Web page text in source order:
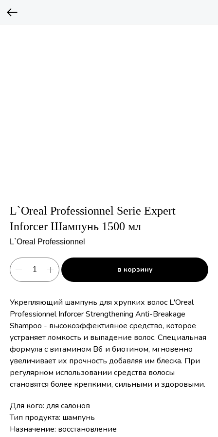
L`Oreal Professionnel Serie Expert
Inforcer Шампунь 1500 мл
L`Oreal Professionnel
в корзину
Укрепляющий шампунь для хрупких волос L'Oreal
Professionnel Inforcer Strengthening Anti-Breakage
Shampoo - высокоэффективное средство, которое
устраняет ломкость и выпадение волос. Специальная
формула с витамином В6 и биотином, мгновенно
увеличивает их прочность добавляя им блеска. При
регулярном использовании средства волосы
становятся более крепкими, сильными и здоровыми.
Для кого: для салонов
Тип продукта: шампунь
Назначение: восстановление